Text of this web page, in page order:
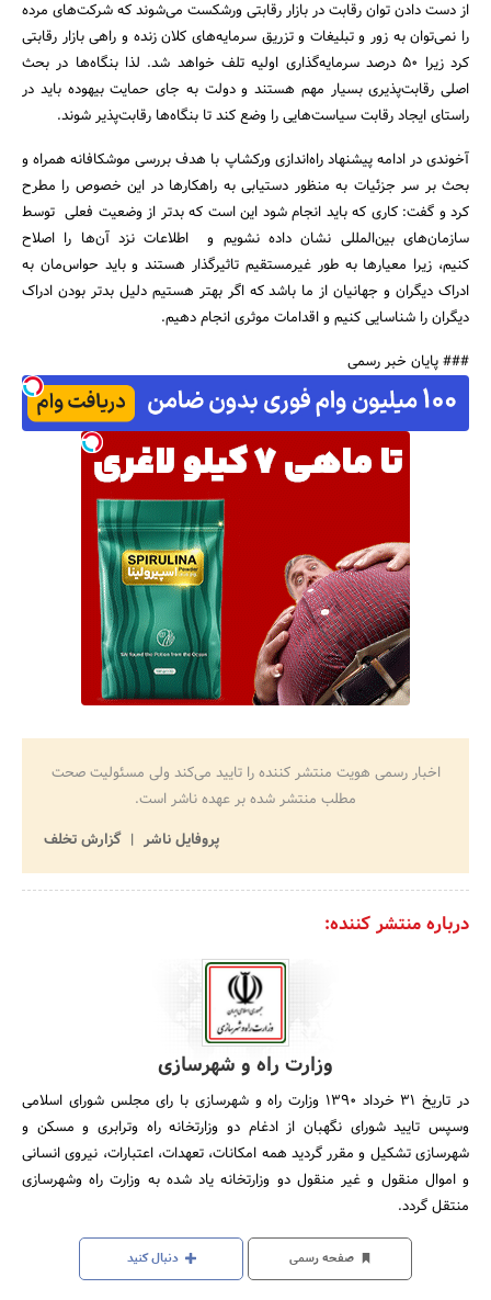
از دست دادن توان رقابت در بازار رقابتی ورشکست می‌شوند که شرکت‌های مرده
را نمی‌توان به زور و تبلیغات و تزریق سرمایه‌های کلان زنده و راهی بازار رقابتی
کرد زیرا 50 درصد سرمایه‌گذاری اولیه تلف خواهد شد. لذا بنگاه‌ها در بحث
اصلی رقابت‌پذیری بسیار مهم هستند و دولت به جای حمایت بیهوده باید در
راستای ایجاد رقابت سیاست‌هایی را وضع کند تا بنگاه‌ها رقابت‌پذیر شوند.
آخوندی در ادامه پیشنهاد راه‌اندازی ورکشاپ با هدف بررسی موشکافانه همراه و
بحث بر سر جزئیات به منظور دستیابی به راهکارها در این خصوص را مطرح
کرد و گفت: کاری که باید انجام شود این است که بدتر از وضعیت فعلی توسط
سازمان‌های بین‌المللی نشان داده نشویم و اطلاعات نزد آن‌ها را اصلاح
کنیم، زیرا معیارها به طور غیرمستقیم تاثیرگذار هستند و باید حواس‌مان به
ادراک دیگران و جهانیان از ما باشد که اگر بهتر هستیم دلیل بدتر بودن ادراک
دیگران را شناسایی کنیم و اقدامات موثری انجام دهیم.
### پایان خبر رسمی
اخبار رسمی هویت منتشر کننده را تایید می‌کند ولی مسئولیت صحت
مطلب منتشر شده بر عهده ناشر است.
پروفایل ناشر
گزارش تخلف
درباره منتشر کننده:
وزارت راه و شهرسازی
در تاریخ 31 خرداد 1390 وزارت راه و شهرسازی با رای مجلس شورای اسلامی
وسپس تایید شورای نگهبان از ادغام دو وزارتخانه راه وترابری و مسکن و
شهرسازی تشکیل و مقرر گردید همه امکانات، تعهدات، اعتبارات، نیروی انسانی
و اموال منقول و غیر منقول دو وزارتخانه یاد شده به وزارت راه وشهرسازی
منتقل گردد.
صفحه رسمی دنبال کنید